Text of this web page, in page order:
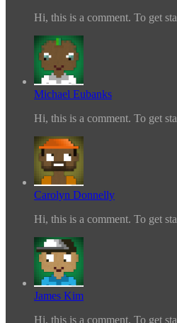
Hi, this is a comment. To get
Michael Eubanks
Hi, this is a comment. To get
Carolyn Donnelly
Hi, this is a comment. To get
James Kim
Hi, this is a comment. To get